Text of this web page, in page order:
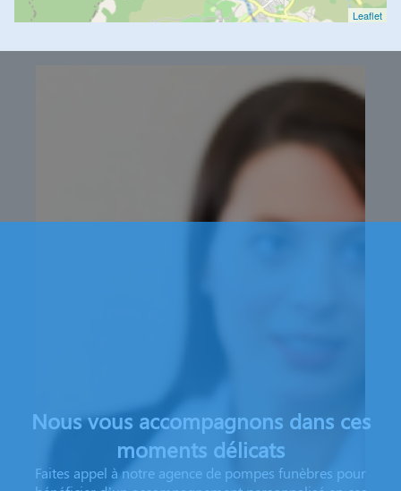
Leaflet
Nous vous accompagnons dans ces
moments délicats
Faites appel à notre agence de pompes funèbres pour